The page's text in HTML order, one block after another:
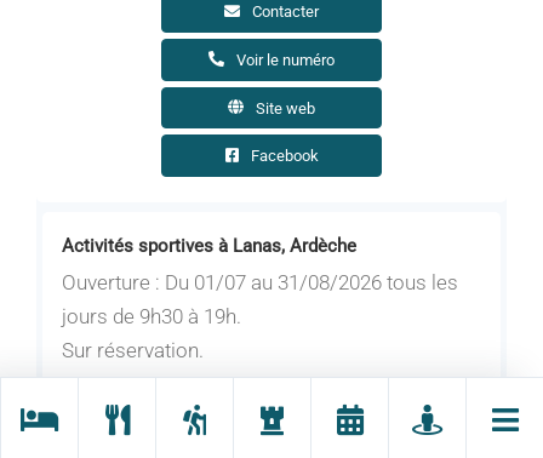
Activités sportives à Lanas, Ardèche
Ouverture : Du 01/07 au 31/08/2026 tous les
jours de 9h30 à 19h.
Sur réservation.
Du 01/09 au 01/11/2026 tous les jours de 9h30
Contacter
Voir le numéro
Site web
Facebook